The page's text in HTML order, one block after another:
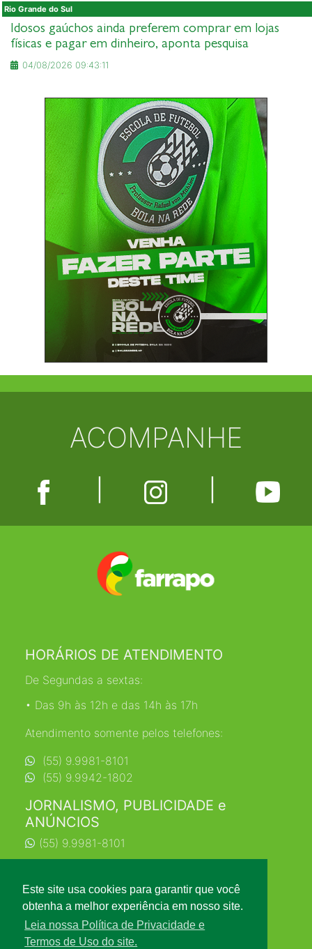
Este site usa cookies para garantir que você
obtenha a melhor experiência em nosso site.
Leia nossa Política de Privacidade e
Termos de Uso do site.
Rio Grande do Sul
Idosos gaúchos ainda preferem comprar em lojas
físicas e pagar em dinheiro, aponta pesquisa
04/08/2026 09:43:11
ACOMPANHE
HORÁRIOS DE ATENDIMENTO
De Segundas a sextas:
• Das 9h às 12h e das 14h às 17h
Atendimento somente pelos telefones:
(55) 9.9981-8101
(55) 9.9942-1802
JORNALISMO, PUBLICIDADE e
ANÚNCIOS
(55) 9.9981-8101